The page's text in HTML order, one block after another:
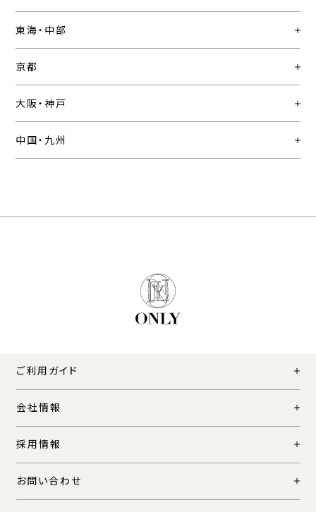
東海・中部
京都
大阪・神戸
中国・九州
ご利用ガイド
会社情報
採用情報
お問い合わせ